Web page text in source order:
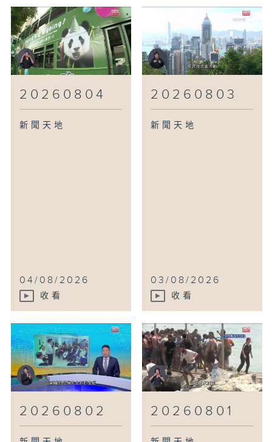
20260804
新聞天地
04/08/2026
收看
20260803
新聞天地
03/08/2026
收看
20260802 20260801